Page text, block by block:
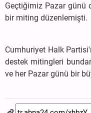
Geçtiğimiz Pazar günü
bir miting düzenlemişti.
Cumhuriyet Halk
destek mitingleri
ve her Pazar günü bir